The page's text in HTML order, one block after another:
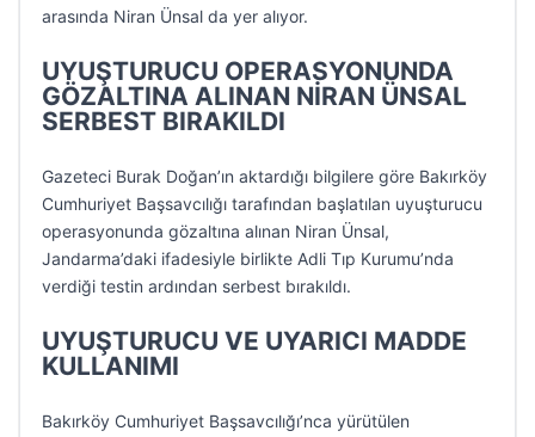
arasında Niran Ünsal da yer alıyor.
UYUŞTURUCU OPERASYONUNDA
GÖZALTINA ALINAN NİRAN ÜNSAL
SERBEST BIRAKILDI
Gazeteci Burak Doğan’ın aktardığı bilgilere göre Bakırköy
Cumhuriyet Başsavcılığı tarafından başlatılan uyuşturucu
operasyonunda gözaltına alınan Niran Ünsal,
Jandarma’daki ifadesiyle birlikte Adli Tıp Kurumu’nda
verdiği testin ardından serbest bırakıldı.
UYUŞTURUCU VE UYARICI MADDE
KULLANIMI
Bakırköy Cumhuriyet Başsavcılığı’nca yürütülen